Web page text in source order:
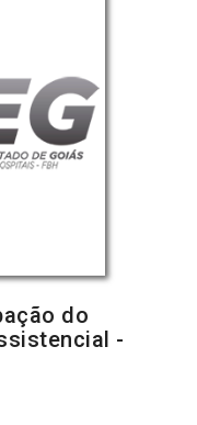
do
-